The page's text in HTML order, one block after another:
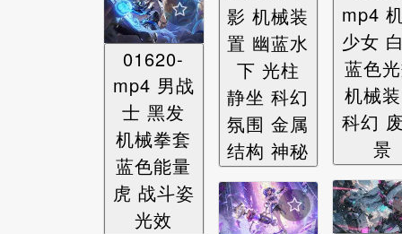
01620-
mp4 男战
士 黑发
机械拳套
蓝色能量
虎 战斗姿
光效
影 机械装
置 幽蓝水
下 光柱
静坐 科幻
氛围 金属
结构 神秘
mp4
少女
蓝色
机械
科幻
景